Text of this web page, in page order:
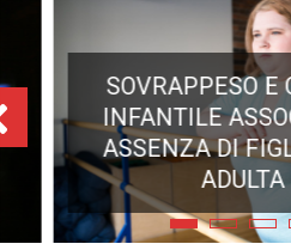
E OBESITÀ
AD
IN ETÀ